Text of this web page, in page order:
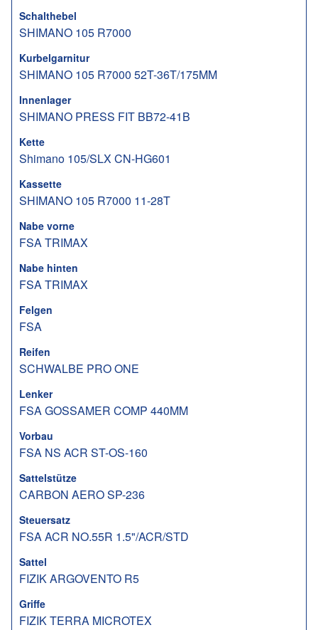
Schalthebel
SHIMANO 105 R7000
Kurbelgarnitur
SHIMANO 105 R7000 52T-36T/175MM
Innenlager
SHIMANO PRESS FIT BB72-41B
Kette
Shimano 105/SLX CN-HG601
Kassette
SHIMANO 105 R7000 11-28T
Nabe vorne
FSA TRIMAX
Nabe hinten
FSA TRIMAX
Felgen
FSA
Reifen
SCHWALBE PRO ONE
Lenker
FSA GOSSAMER COMP 440MM
Vorbau
FSA NS ACR ST-OS-160
Sattelstütze
CARBON AERO SP-236
Steuersatz
FSA ACR NO.55R 1.5"/ACR/STD
Sattel
FIZIK ARGOVENTO R5
Griffe
FIZIK TERRA MICROTEX